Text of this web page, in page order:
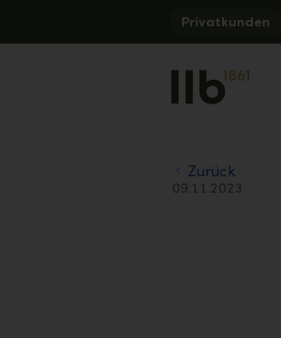
Privatkunden
Zurück
09.11.2023